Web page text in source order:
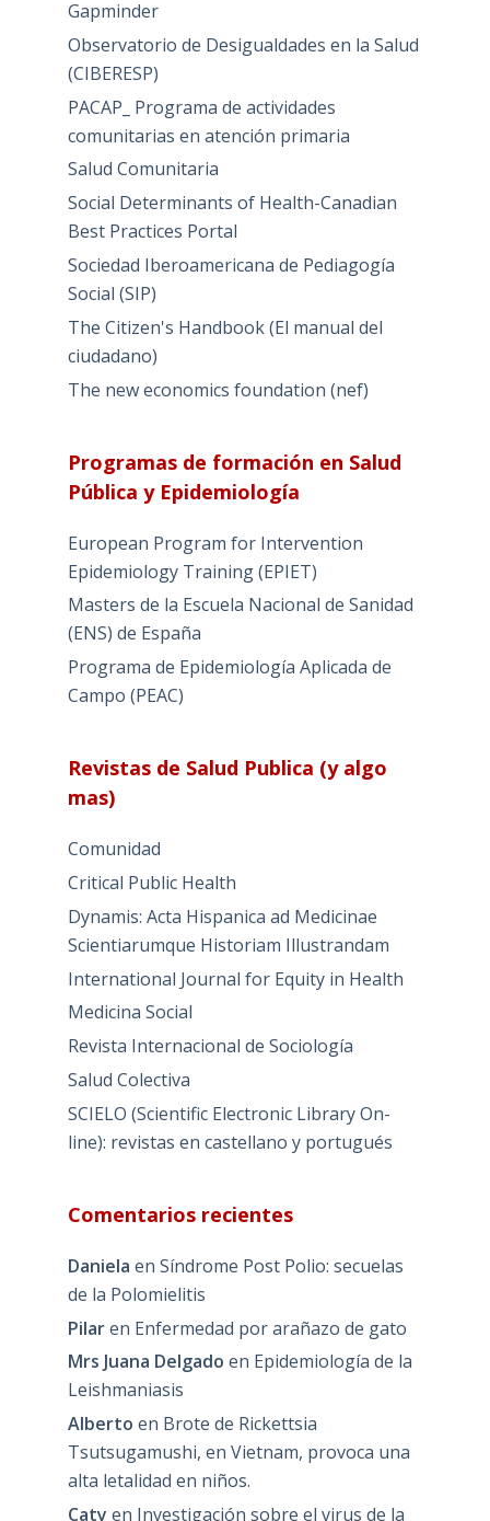
Gapminder
Observatorio de Desigualdades en la Salud
(CIBERESP)
PACAP_ Programa de actividades
comunitarias en atención primaria
Salud Comunitaria
Social Determinants of Health-Canadian
Best Practices Portal
Sociedad Iberoamericana de Pediagogía
Social (SIP)
The Citizen's Handbook (El manual del
ciudadano)
The new economics foundation (nef)
Programas de formación en Salud
Pública y Epidemiología
European Program for Intervention
Epidemiology Training (EPIET)
Masters de la Escuela Nacional de Sanidad
(ENS) de España
Programa de Epidemiología Aplicada de
Campo (PEAC)
Revistas de Salud Publica (y algo
mas)
Comunidad
Critical Public Health
Dynamis: Acta Hispanica ad Medicinae
Scientiarumque Historiam Illustrandam
International Journal for Equity in Health
Medicina Social
Revista Internacional de Sociología
Salud Colectiva
SCIELO (Scientific Electronic Library On-
line): revistas en castellano y portugués
Comentarios recientes
Daniela en Síndrome Post Polio: secuelas
de la Polomielitis
Pilaren Enfermedad por arañazo de gato
Mrs Juana Delgado en Epidemiología de la
Leishmaniasis
Alberto en Brote de Rickettsia
Tsutsugamushi, en Vietnam, provoca una
alta letalidad en niños.
Caty en Investigación sobre el virus de la